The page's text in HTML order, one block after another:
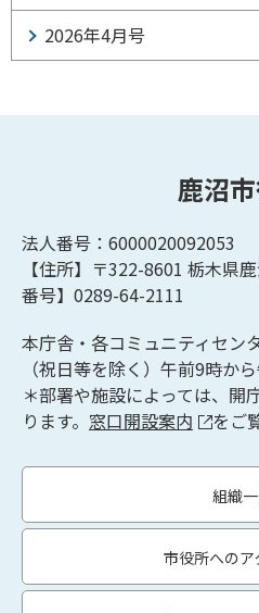
2026年4月号
鹿沼
法人番号：6000020092053
【住所】〒322-8601 栃木県
番号】0289-64-2111
本庁舎・各コミュニティセン
（祝日等を除く）午前9時か
＊部署や施設によっては、開
ります。 窓口開設案内 をご
組織
市役所へのア